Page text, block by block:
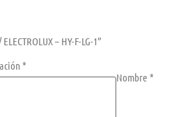
– HY-F-LG-1”
*
Nombre*